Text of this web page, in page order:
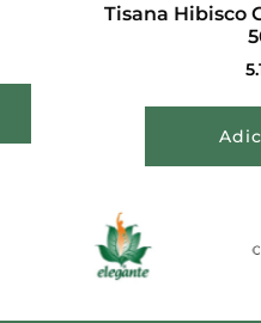
Tisana Hibisco